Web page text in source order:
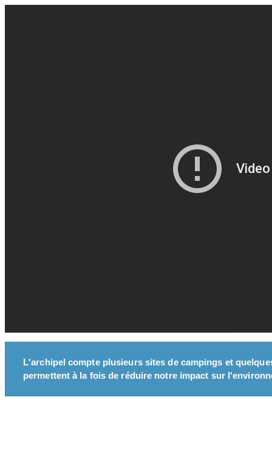
L'archipel compte plusieurs sites de campings et
permettent à la fois de réduire notre impact sur